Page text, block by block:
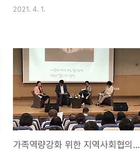
3,344억 원 투입 - 양성평등기금 5년간
100억 원 조성 등 경상남도(도지사 김경수)
는 5일, ‘2021년 경상남도 양성평등위원
회’를 개최하고 ‘제2차 양성평등정책기본계
획(2018~2022)’에 따른 2021년 경상남
도 양성평등정책 시행계획을 확정했다. 이날
경남도청 도정회의실에서 열린 위원회에는
2021. 4. 1.
가족역량강화 위한 지역사회협의체 통합사례 발표회